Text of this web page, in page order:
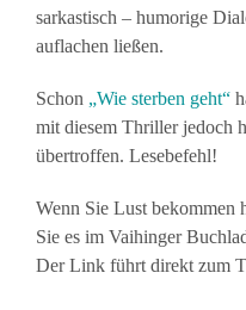
sarkastisch – humorige
auflachen ließen.
Schon „Wie sterben geht“
mit diesem Thriller jedoch
übertroffen. Lesebefehl!
Wenn Sie Lust bekommen
Sie es im Vaihinger
Der Link führt direkt zum